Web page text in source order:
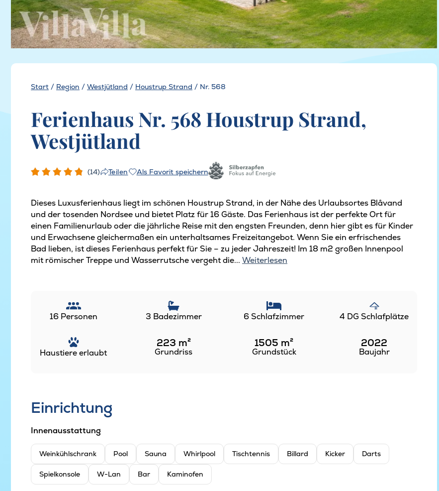
Start / Region / Westjütland / Houstrup Strand / Nr. 568
Ferienhaus Nr. 568 Houstrup Strand,
Westjütland
(14) Teilen Als Favorit speichern
Dieses Luxusferienhaus liegt im schönen Houstrup Strand, in der Nähe des Urlaubsortes Blåvand
und der tosenden Nordsee und bietet Platz für 16 Gäste. Das Ferienhaus ist der perfekte Ort für
einen Familienurlaub oder die jährliche Reise mit den engsten Freunden, denn hier gibt es für Kinder
und Erwachsene gleichermaßen ein unterhaltsames Freizeitangebot. Wenn Sie ein erfrischendes
Bad lieben, ist dieses Ferienhaus perfekt für Sie – zu jeder Jahreszeit! Im 18 m2 großen Innenpool
mit römischer Treppe und Wasserrutsche vergeht die... Weiterlesen
16 Personen 3 Badezimmer 6 Schlafzimmer 4 DG Schlafplätze
Haustiere erlaubt
223 m²
Grundriss
1505 m²
Grundstück
2022
Baujahr
Einrichtung
Innenausstattung
Weinkühlschrank Pool Sauna Whirlpool Tischtennis Billard Kicker Darts
Spielkonsole W-Lan Bar Kaminofen